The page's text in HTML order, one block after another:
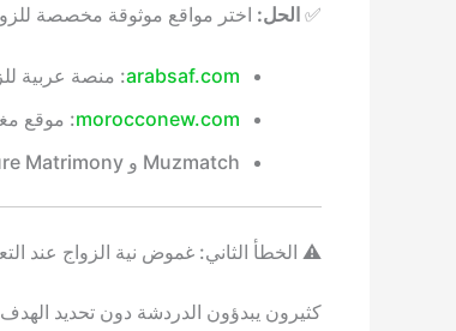
✅ الحل: اختر مواقع موثوقة مخصصة
arabsaf.com: منصة عربية
morocconew.com: موقع
Muzmatch و Pure Matrimony لمستخدمي التطبيقات.
⚠️ الخطأ الثاني: غموض نية الزواج عند
كثيرون يبدؤون الدردشة دون تحديد